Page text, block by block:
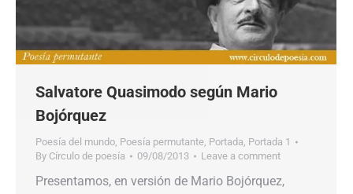
Salvatore Quasimodo según Mario
Bojórquez
Poesía del mundo Poesía permutante Portada Portada 1
By Círculo de poesía 09/08/2013 Leave a comment
Presentamos, en versión de Mario Bojórquez,